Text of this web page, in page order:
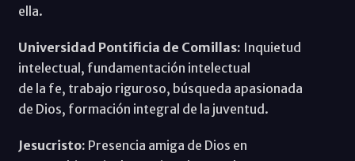
ella.
Universidad Pontificia de Comillas: Inquietud
intelectual, fundamentación intelectual
de la fe, trabajo riguroso, búsqueda apasionada
de Dios, formación integral de la juventud.
Jesucristo: Presencia amiga de Dios en